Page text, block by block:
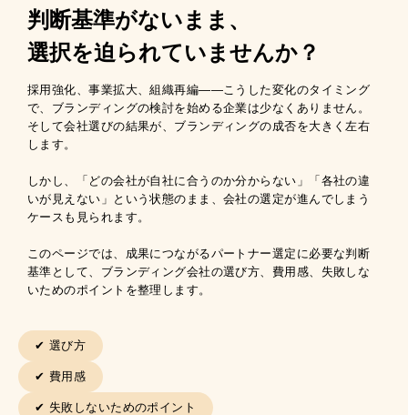
判断基準がないまま、
選択を迫られていませんか？
採用強化、事業拡大、組織再編——こうした変化のタイミング
で、ブランディングの検討を始める企業は少なくありません。
そして会社選びの結果が、ブランディングの成否を大きく左右
します。
しかし、「どの会社が自社に合うのか分からない」「各社の違
いが見えない」という状態のまま、会社の選定が進んでしまう
ケースも見られます。
このページでは、成果につながるパートナー選定に必要な判断
基準として、ブランディング会社の選び方、費用感、失敗しな
いためのポイントを整理します。
✔︎ 選び方
✔︎ 費用感
✔︎ 失敗しないためのポイント